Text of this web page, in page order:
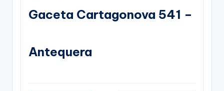
Gaceta Cartagonova 541 –
Antequera